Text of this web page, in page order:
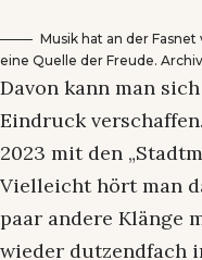
Musik hat an der
eine Quelle der Freude.
Davon kann man
Eindruck
2023 mit den
Vielleicht hört man
paar andere Klänge
wieder dutzendfach